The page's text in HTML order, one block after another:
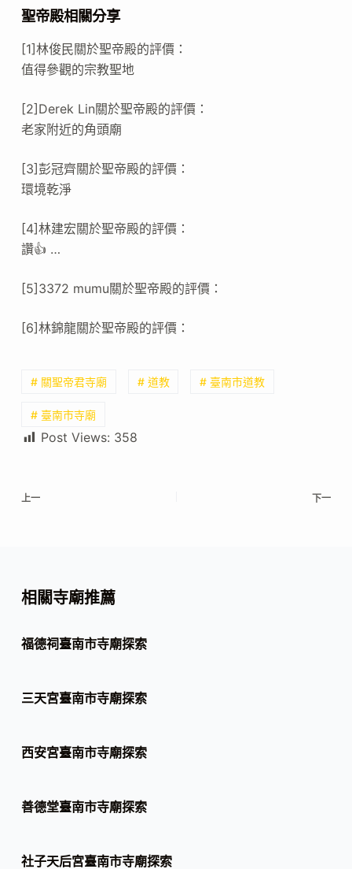
聖帝殿相關分享
[1]林俊民關於聖帝殿的評價：
值得參觀的宗教聖地
[2]Derek Lin關於聖帝殿的評價：
老家附近的角頭廟
[3]彭冠齊關於聖帝殿的評價：
環境乾淨
[4]林建宏關於聖帝殿的評價：
讚👍 …
[5]3372 mumu關於聖帝殿的評價：
[6]林錦龍關於聖帝殿的評價：
# 關聖帝君寺廟 # 道教 # 臺南市道教
# 臺南市寺廟
Post Views: 358
上一 下一
相關寺廟推薦
福德祠臺南市寺廟探索
三天宮臺南市寺廟探索
西安宮臺南市寺廟探索
善德堂臺南市寺廟探索
社子天后宮臺南市寺廟探索